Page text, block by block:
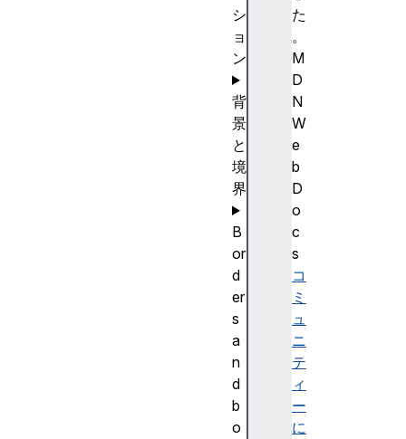
た
。
M
D
N
W
e
b
D
o
c
s
コ
ミ
ュ
ニ
テ
ィ
ー
に
シ
ョ
ン
背
景
と
境
界
B
or
d
er
s
a
n
d
b
o